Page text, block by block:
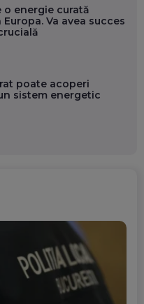
o energie curată
Va avea succes
poate acoperi
sistem energetic